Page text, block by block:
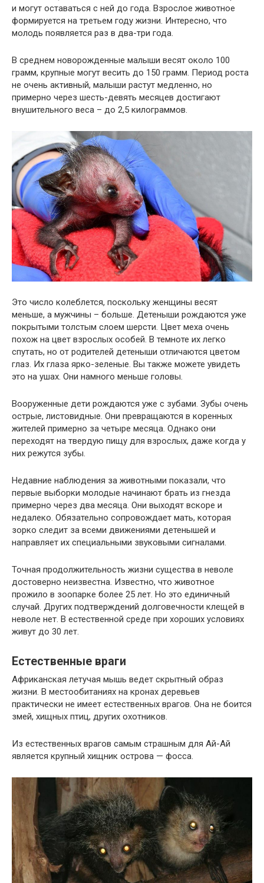
и могут оставаться с ней до года. Взрослое животное
формируется на третьем году жизни. Интересно, что
молодь появляется раз в два-три года.
В среднем новорожденные малыши весят около 100
грамм, крупные могут весить до 150 грамм. Период роста
не очень активный, малыши растут медленно, но
примерно через шесть-девять месяцев достигают
внушительного веса – до 2,5 килограммов.
Это число колеблется, поскольку женщины весят
меньше, а мужчины – больше. Детеныши рождаются уже
покрытыми толстым слоем шерсти. Цвет меха очень
похож на цвет взрослых особей. В темноте их легко
спутать, но от родителей детеныши отличаются цветом
глаз. Их глаза ярко-зеленые. Вы также можете увидеть
это на ушах. Они намного меньше головы.
Вооруженные дети рождаются уже с зубами. Зубы очень
острые, листовидные. Они превращаются в коренных
жителей примерно за четыре месяца. Однако они
переходят на твердую пищу для взрослых, даже когда у
них режутся зубы.
Недавние наблюдения за животными показали, что
первые выборки молодые начинают брать из гнезда
примерно через два месяца. Они выходят вскоре и
недалеко. Обязательно сопровождает мать, которая
зорко следит за всеми движениями детенышей и
направляет их специальными звуковыми сигналами.
Точная продолжительность жизни существа в неволе
достоверно неизвестна. Известно, что животное
прожило в зоопарке более 25 лет. Но это единичный
случай. Других подтверждений долговечности клещей в
неволе нет. В естественной среде при хороших условиях
живут до 30 лет.
Естественные враги
Африканская летучая мышь ведет скрытный образ
жизни. В местообитаниях на кронах деревьев
практически не имеет естественных врагов. Она не боится
змей, хищных птиц, других охотников.
Из естественных врагов самым страшным для Ай-Ай
является крупный хищник острова — фосса.